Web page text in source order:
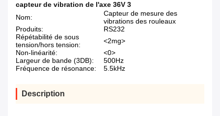
capteur de vibration de l'axe 36V 3
Nom:
Capteur de mesure des
vibrations des rouleaux
Produits:
RS232
Répétabilité de sous
tension/hors tension:
<2mg>
Non-linéarité:
<0>
Largeur de bande (3DB):
500Hz
Fréquence de résonance:
5.5kHz
Description